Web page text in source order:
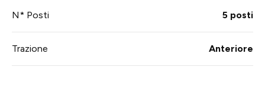
N* Posti 5 posti
Trazione Anteriore